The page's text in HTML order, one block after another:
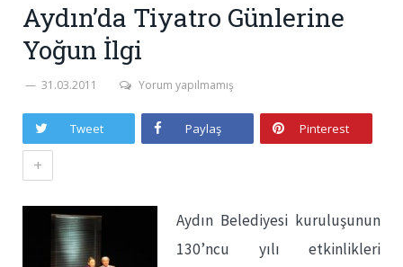
Aydın’da Tiyatro Günlerine
Yoğun İlgi
31.03.2011 Yorum yapılmamış
Tweet Paylaş Pinterest
+
Aydın Belediyesi kuruluşunun
130’ncu yılı etkinlikleri